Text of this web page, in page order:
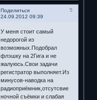
Поделиться
5
24.09.2012 09:39
У меня стоит самый
недорогой из
возможных.Подобрал
флэшку на 2Гига и не
жалуюсь.Свои задачи
регистратор выполняет.Из
минусов-наводка на
радиоприёмник,отсутсвие
ночной съёмки и слабая